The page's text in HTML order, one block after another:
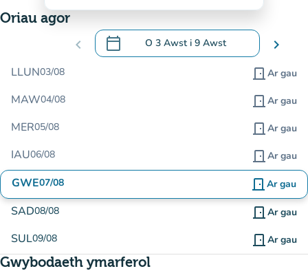
Oriau agor
chevron_left calendar_today O 3 Awst i 9 Awst
.Agor y calendr i newid dyddiadau chevron_right
LLUN03/08 door_front Ar gau
MAW04/08 door_front Ar gau
MER05/08 door_front Ar gau
IAU06/08 door_front Ar gau
GWE07/08 door_front Ar gau
SAD08/08 door_front Ar gau
SUL09/08 door_front Ar gau
Gwybodaeth ymarferol